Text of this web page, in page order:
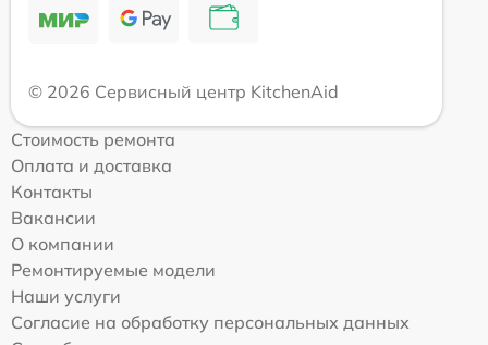
© 2026 Сервисный центр KitchenAid
Стоимость ремонта
Оплата и доставка
Контакты
Вакансии
О компании
Ремонтируемые модели
Наши услуги
Согласие на обработку персональных данных